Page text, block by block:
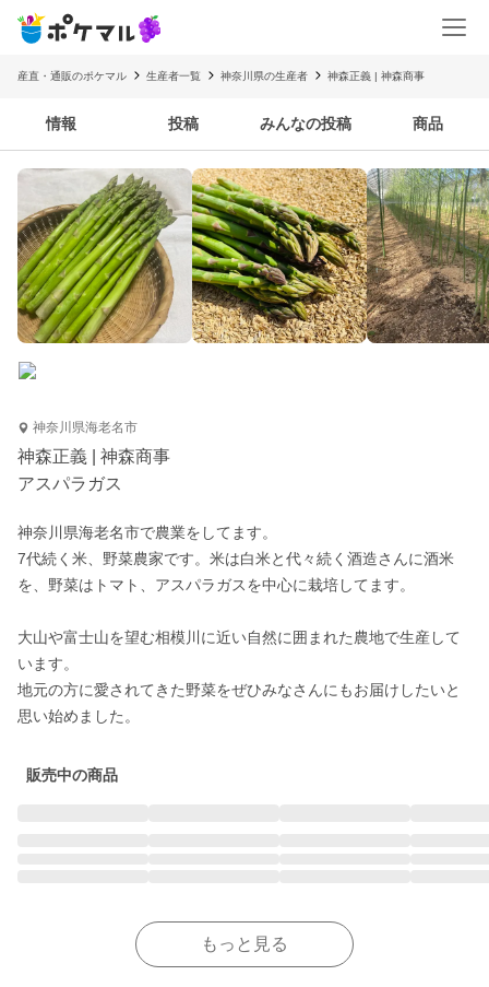
産直・通販のポケマル 生産者一覧 神奈川県の生産者 神森正義 | 神森商事
情報 投稿 みんなの投稿 商品
神奈川県海老名市
神森正義 | 神森商事
アスパラガス
神奈川県海老名市で農業をしてます。
7代続く米、野菜農家です。米は白米と代々続く酒造さんに酒米
を、野菜はトマト、アスパラガスを中心に栽培してます。
大山や富士山を望む相模川に近い自然に囲まれた農地で生産して
います。
地元の方に愛されてきた野菜をぜひみなさんにもお届けしたいと
思い始めました。
販売中の商品
もっと見る